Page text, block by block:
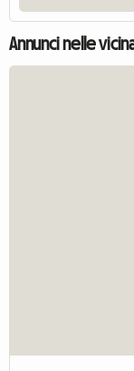
Annunci nelle